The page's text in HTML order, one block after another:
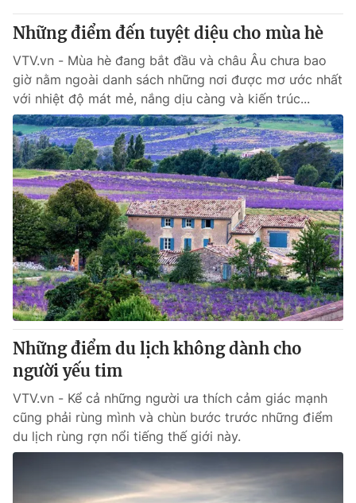
Những điểm đến tuyệt diệu cho mùa hè
VTV.vn - Mùa hè đang bắt đầu và châu Âu chưa bao
giờ nằm ngoài danh sách những nơi được mơ ước nhất
với nhiệt độ mát mẻ, nắng dịu càng và kiến trúc...
Những điểm du lịch không dành cho
người yếu tim
VTV.vn - Kể cả những người ưa thích cảm giác mạnh
cũng phải rùng mình và chùn bước trước những điểm
du lịch rùng rợn nổi tiếng thế giới này.